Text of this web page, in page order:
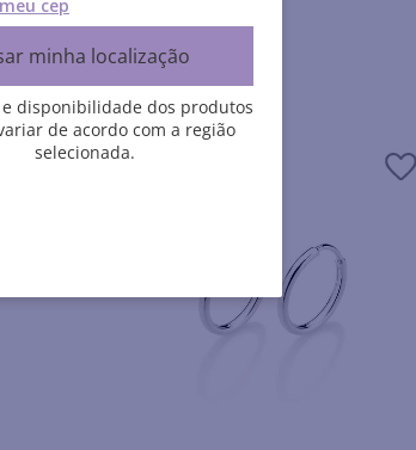
cep
minha localização
e disponibilidade dos produtos
de acordo com a região
selecionada.